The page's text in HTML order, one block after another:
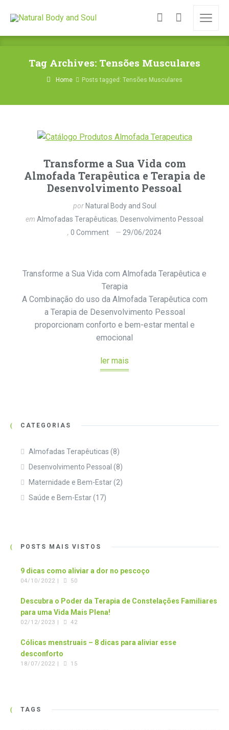
Tag Archives: Tensões Musculares
Home Posts tagged: Tensões Musculares
Transforme a Sua Vida com
Almofada Terapêutica e Terapia de
Desenvolvimento Pessoal
por Natural Body and Soul
em Almofadas Terapêuticas, Desenvolvimento Pessoal
0 Comment
29/06/2024
Transforme a Sua Vida com Almofada Terapêutica e
Terapia
A Combinação do uso da Almofada Terapêutica com
a Terapia de Desenvolvimento Pessoal
proporcionam conforto e bem-estar mental e
emocional
ler mais
CATEGORIAS
Almofadas Terapêuticas (8)
Desenvolvimento Pessoal (8)
Maternidade e Bem-Estar(2)
Saúde e Bem-Estar(17)
POSTS MAIS VISTOS
9 dicas como aliviar a dor no pescoço
04/10/2022 | 50
Descubra o Poder da Terapia de Constelações Familiares
para uma Vida Mais Plena!
02/12/2023 | 42
Cólicas menstruais – 8 dicas para aliviar esse
desconforto
18/07/2022 | 15
TAGS